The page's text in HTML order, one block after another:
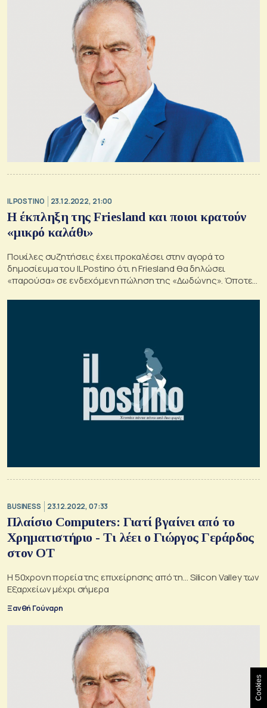
IL POSTINO 23.12.2022, 21:00
Η έκπληξη της Friesland και ποιοι κρατούν
«μικρό καλάθι»
Ποικίλες συζητήσεις έχει προκαλέσει στην αγορά το
δημοσίευμα του IL Postino ότι η Friesland θα δηλώσει
«παρούσα» σε ενδεχόμενη πώληση της «Δωδώνης». Όποτε
BUSINESS 23.12.2022, 07:33
Πλαίσιο Computers: Γιατί βγαίνει από το
Χρηματιστήριο - Τι λέει ο Γιώργος Γεράρδος
στον ΟΤ
Η 50χρονη πορεία της επιχείρησης από τη… Silicon Valley των
Εξαρχείων μέχρι σήμερα
Ξανθή Γούναρη
Cookies